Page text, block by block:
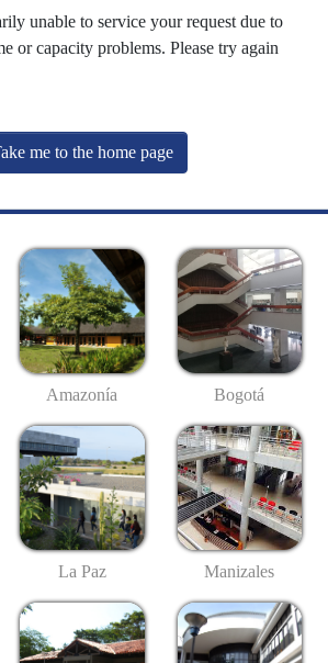
unable to service your request due to
or capacity problems. Please try again
me to the home page
Amazonía Bogotá
La Paz Manizales